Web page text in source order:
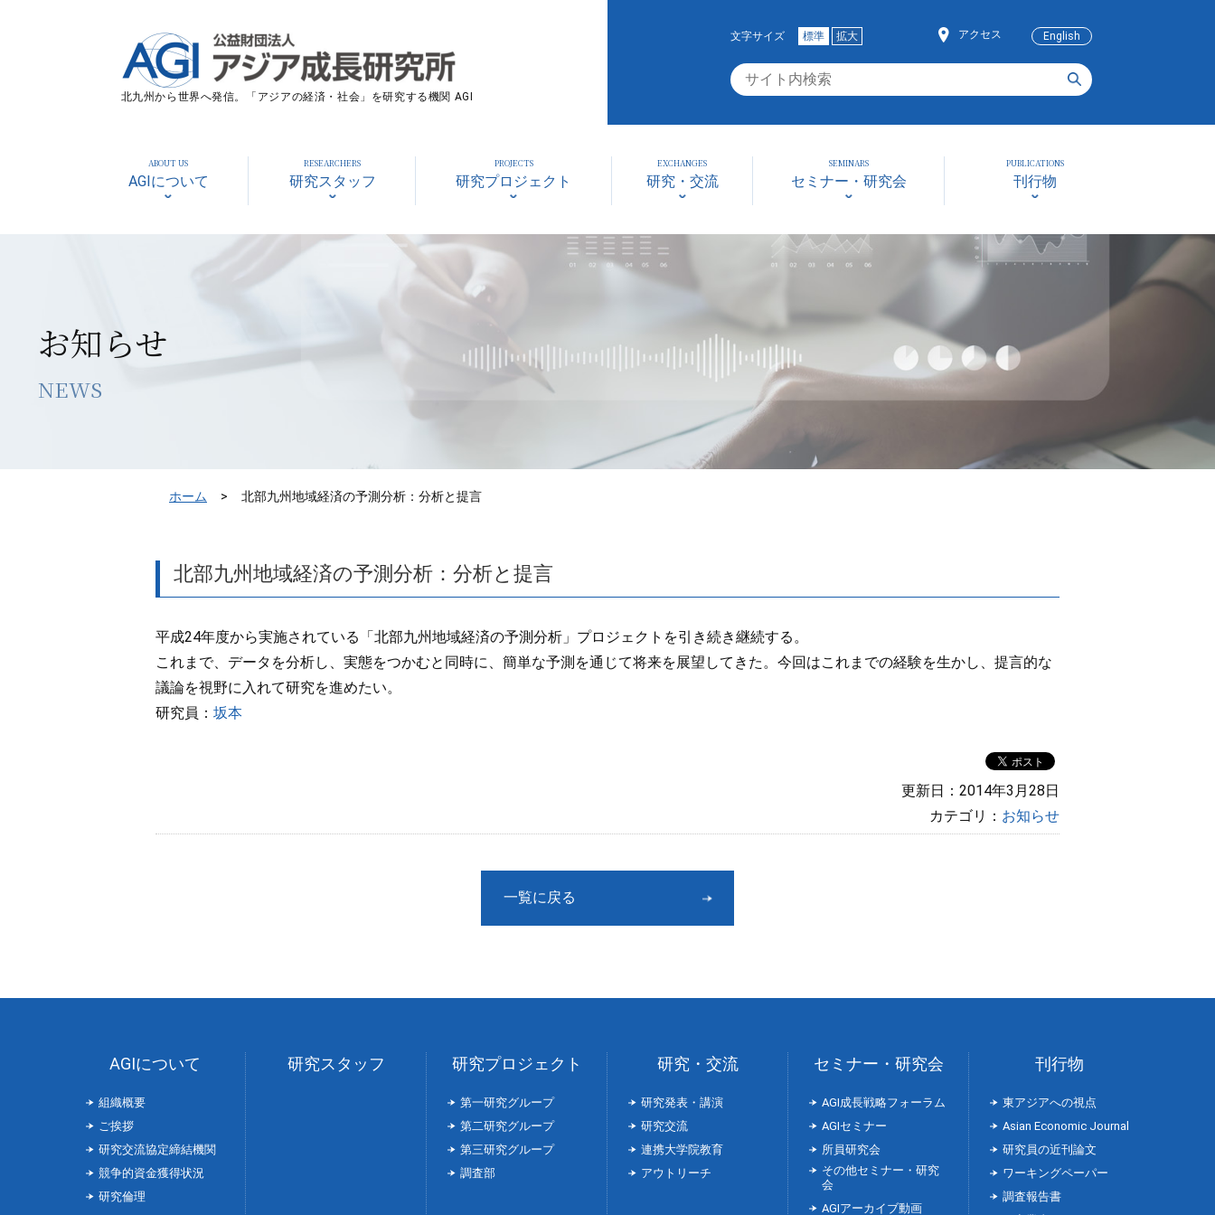
北九州から世界へ発信。「アジアの経済・社会」を研究する機関 AGI
文字サイズ 標準 拡大 アクセス English
ABOUT US
AGIについて
RESEARCHERS
研究スタッフ
PROJECTS
研究プロジェクト
EXCHANGES
研究・交流
SEMINARS
セミナー・研究会
PUBLICATIONS
刊行物
お知らせ
NEWS
ホーム 北部九州地域経済の予測分析：分析と提言
北部九州地域経済の予測分析：分析と提言
平成24年度から実施されている「北部九州地域経済の予測分析」プロジェクトを引き続き継続する。
これまで、データを分析し、実態をつかむと同時に、簡単な予測を通じて将来を展望してきた。今回はこれまでの経験を生かし、提言的な
議論を視野に入れて研究を進めたい。
研究員： 坂本
更新日：2014年3月28日
カテゴリ： お知らせ
一覧に戻る
AGIについて
組織概要
ご挨拶
研究交流協定締結機関
競争的資金獲得状況
研究倫理
研究スタッフ 研究プロジェクト
第一研究グループ
第二研究グループ
第三研究グループ
調査部
研究・交流
研究発表・講演
研究交流
連携大学院教育
アウトリーチ
セミナー・研究会
AGI成長戦略フォーラム
AGIセミナー
所員研究会
その他セミナー・研究
会
AGIアーカイブ動画
刊行物
東アジアへの視点
Asian Economic Journal
研究員の近刊論文
ワーキングペーパー
調査報告書